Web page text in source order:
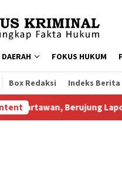
FOKUS HUKUM
Box Redaksi Indeks Berita
di Mapolda Jambi